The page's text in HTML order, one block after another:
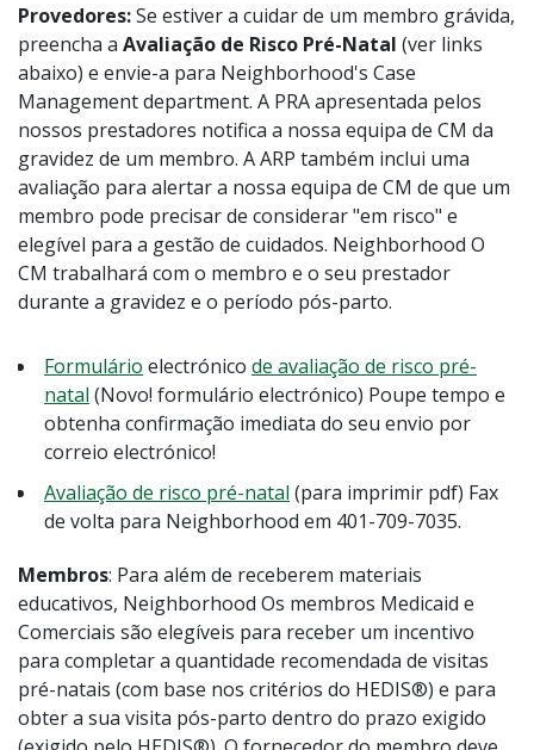
Provedores:Se estiver a cuidar de um membro grávida,
preencha a Avaliação de Risco Pré-Natal (ver links
abaixo) e envie-a para Neighborhood's Case
Management department. A PRA apresentada pelos
nossos prestadores notifica a nossa equipa de CM da
gravidez de um membro. A ARP também inclui uma
avaliação para alertar a nossa equipa de CM de que um
membro pode precisar de considerar "em risco" e
elegível para a gestão de cuidados. Neighborhood O
CM trabalhará com o membro e o seu prestador
durante a gravidez e o período pós-parto.
Formulário electrónico de avaliação de risco pré-
natal (Novo! formulário electrónico) Poupe tempo e
obtenha confirmação imediata do seu envio por
correio electrónico!
Avaliação de risco pré-natal (para imprimir pdf) Fax
de volta para Neighborhood em 401-709-7035.
Membros: Para além de receberem materiais
educativos, Neighborhood Os membros Medicaid e
Comerciais são elegíveis para receber um incentivo
para completar a quantidade recomendada de visitas
pré-natais (com base nos critérios do HEDIS®) e para
obter a sua visita pós-parto dentro do prazo exigido